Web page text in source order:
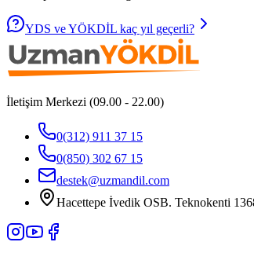
YDS ve YÖKDİL kaç yıl geçerli?
İletişim Merkezi (09.00 - 22.00)
0(312) 911 37 15
0(850) 302 67 15
destek@uzmandil.com
Hacettepe İvedik OSB. Teknokenti